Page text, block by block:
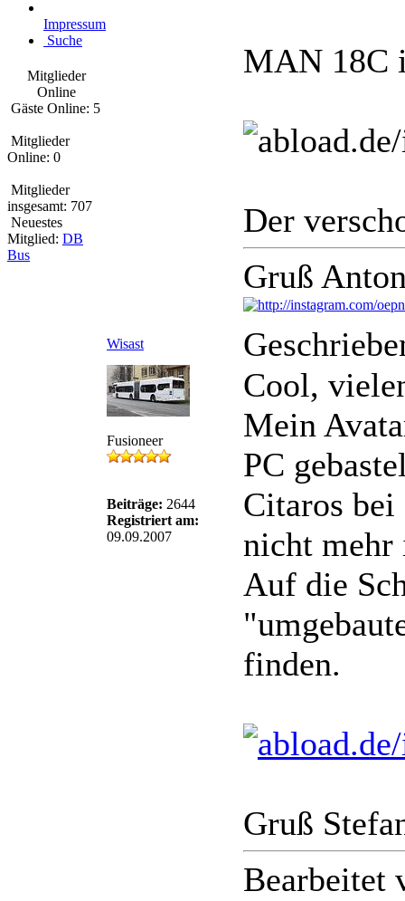
Impressum
Suche
Mitglieder
Online
Gäste Online: 5
Mitglieder
Online: 0
Mitglieder
insgesamt: 707
Neuestes
Mitglied: DB
Bus
MAN 18C
Der
Gruß
Wisast
Fusioneer
Beiträge: 2644
Registriert am:
09.09.2007
Cool,
Mein
PC
Citaros bei
nicht mehr
Auf die
finden.
Gruß
Bearbeitet